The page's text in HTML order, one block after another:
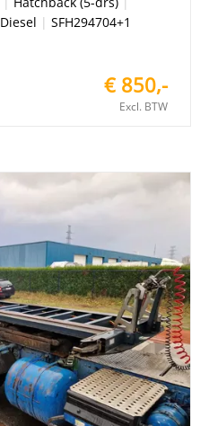
Diesel | SFH294704+1
€ 850,-
Excl. BTW